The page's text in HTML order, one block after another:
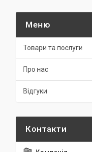
Товари та послуги
Про нас
Відгуки